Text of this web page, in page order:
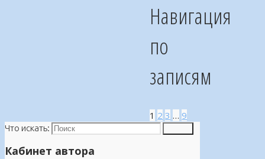
Навигация
по
записям
1 2 3 … 9
Что искать:
Кабинет автора